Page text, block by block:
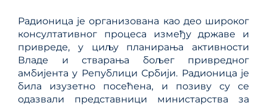
Радионица је организована као део широког
консултативног процеса између државе и
привреде, у циљу планирања активности
Владе и стварања бољег привредног
амбијента у Републици Србији. Радионица је
била изузетно посећена, и позиву су се
одазвали представници министарства за